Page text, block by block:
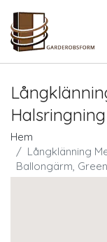
Hem
Långklänning
Ballongärm, Green